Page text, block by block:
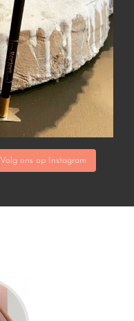
Volg ons op Instagram